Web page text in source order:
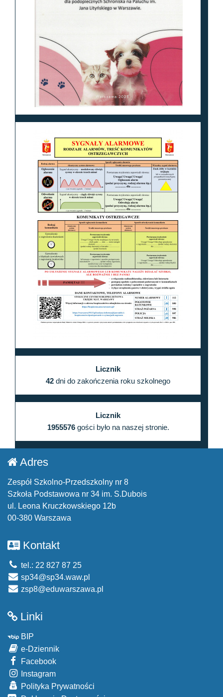
Licznik
42 dni do zakończenia roku szkolnego
Licznik
1955576gości było na naszej stronie.
Adres
Zespół Szkolno-Przedszkolny nr 8
Szkoła Podstawowa nr 34 im. S.Dubois
ul. Leona Kruczkowskiego 12b
00-380 Warszawa
Kontakt
tel.: 22 827 87 25
sp34@sp34.waw.pl
zsp8@eduwarszawa.pl
Linki
BIP
e-Dziennik
Facebook
Instagram
Polityka Prywatności